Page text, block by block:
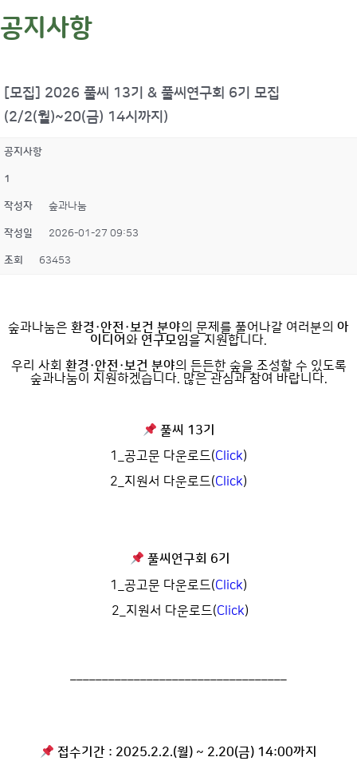
공지사항
[모집] 2026 풀씨 13기 & 풀씨연구회 6기 모집
(2/2(월)~20(금) 14시까지)
공지사항
1
작성자 숲과나눔
작성일 2026-01-27 09:53
조회 63453
숲과나눔은 환경·안전·보건 분야의 문제를 풀어나갈 여러분의 아
이디어와 연구모임을 지원합니다.
우리 사회 환경·안전·보건 분야의 든든한 숲을 조성할 수 있도록
숲과나눔이 지원하겠습니다. 많은 관심과 참여 바랍니다.
풀씨 13기
1_공고문 다운로드(Click)
2_지원서 다운로드(Click)
풀씨연구회 6기
1_공고문 다운로드(Click)
2_지원서 다운로드(Click)
접수기간 : 2025.2.2.(월) ~ 2.20(금) 14:00까지